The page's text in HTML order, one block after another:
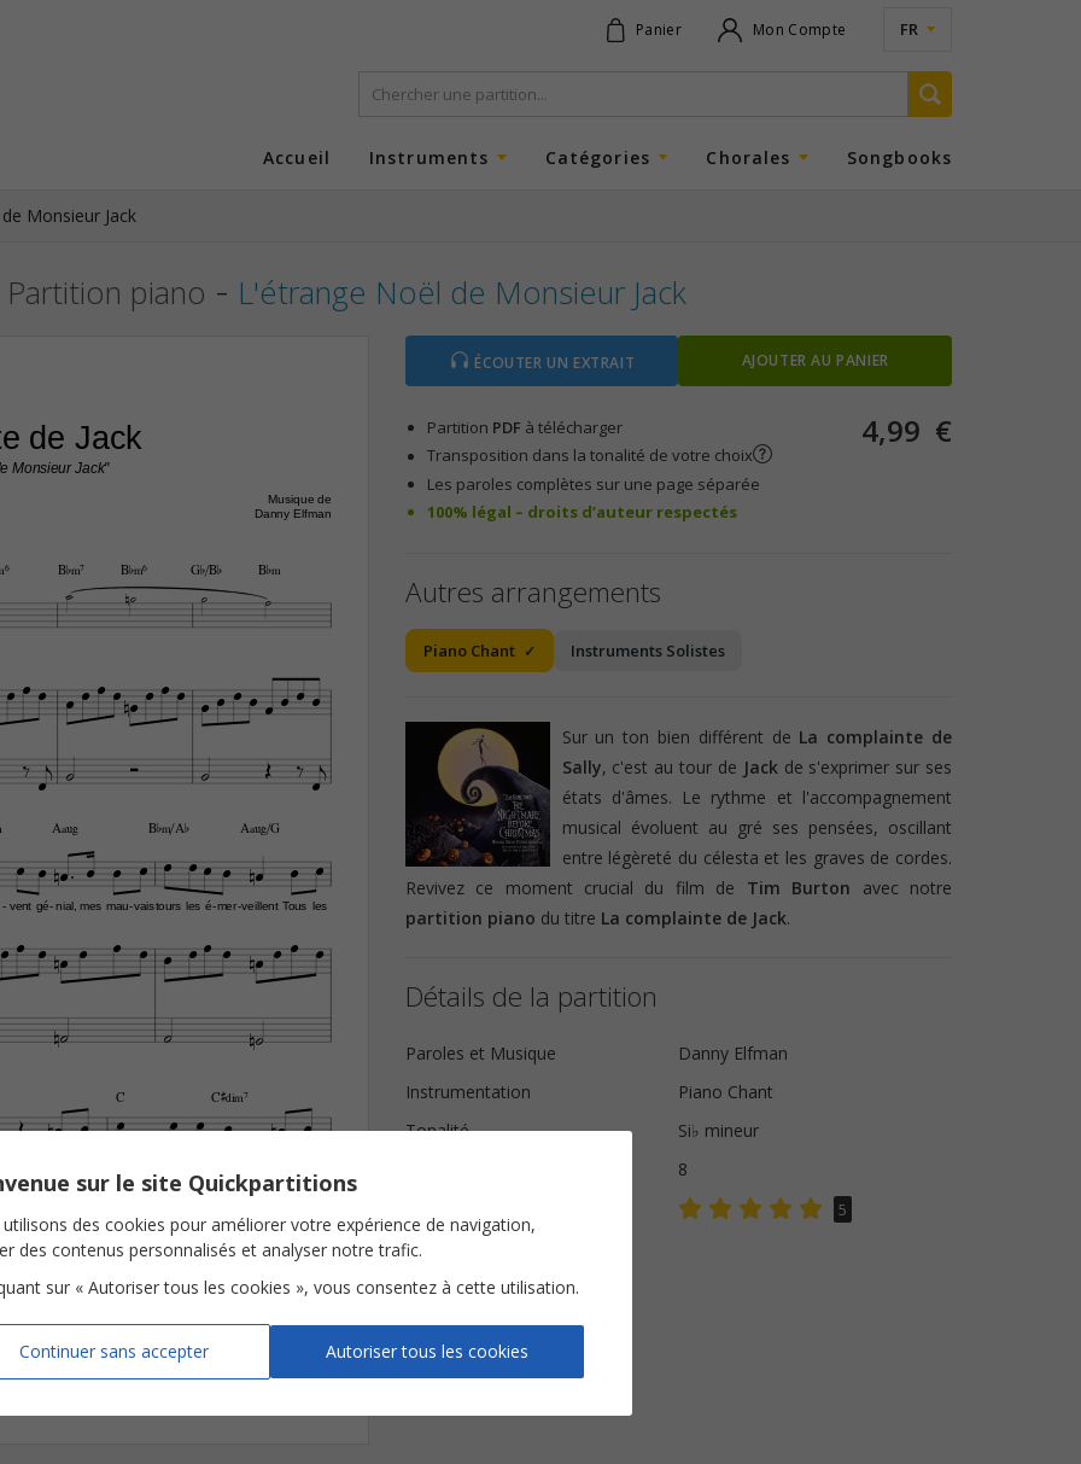
Panier Mon Compte FR
Accueil Instruments Catégories Chorales Songbooks
Monsieur Jack
Partition piano - L'étrange Noël de Monsieur Jack
de Jack
Musique de
Danny Elfman
Artemis Muziekuitgeverij B.V.
SA, France
Music Ltd
B¨‹7 B¨‹6 G¨/B¨ B¨‹
vent
- gé nial,
Aæ
- mes mau vais
- tours
B¨‹/A¨
les é mer
- veillent
Aæ/G
- Tous les
C C©‡…‹7
Monsieur Jack"

 
  
 
  
     
  
        
  
  
       
   

  

 
      
 

  
 
   
   

 

ÉCOUTER UN EXTRAIT AJOUTER AU PANIER
Partition PDF à télécharger
Transposition dans la tonalité de votre choix
Les paroles complètes sur une page séparée
100% légal – droits d’auteur respectés
4,99 €
Autres arrangements
Piano Chant Instruments Solistes
Sur un ton bien différent de La complainte de
Sally, c'est au tour de Jackde s'exprimer sur ses
états d'âmes. Le rythme et l'accompagnement
musical évoluent au gré ses pensées, oscillant
entre légèreté du célesta et les graves de cordes.
Revivez ce moment crucial du film de Tim Burton avec notre
partition piano du titre La complainte de Jack.
Détails de la partition
Paroles et Musique
Danny Elfman
Instrumentation
Piano Chant
Tonalité
Si♭ mineur
8
5
sur le site Quickpartitions
des cookies pour améliorer votre expérience de navigation,
des contenus personnalisés et analyser notre trafic.
sur « Autoriser tous les cookies », vous consentez à cette utilisation.
Continuer sans accepter Autoriser tous les cookies